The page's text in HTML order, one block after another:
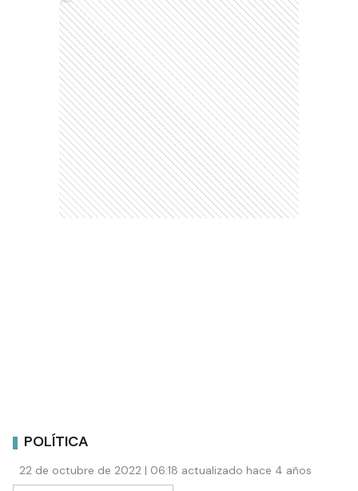
POLÍTICA
22 de octubre de 2022 | 06:18 actualizado hace 4 años